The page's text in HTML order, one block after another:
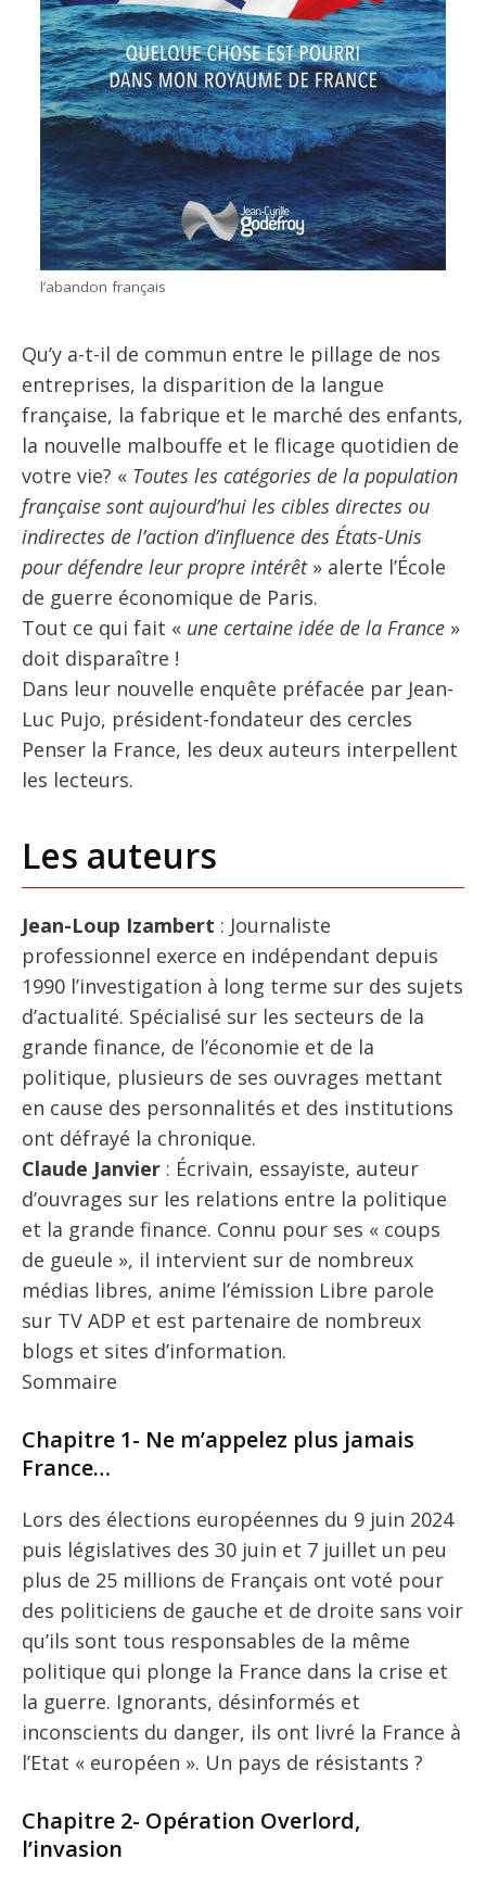
l’abandon français
Qu’y a-t-il de commun entre le pillage de nos
entreprises, la disparition de la langue
française, la fabrique et le marché des enfants,
la nouvelle malbouffe et le flicage quotidien de
votre vie? « Toutes les catégories de la population
française sont aujourd’hui les cibles directes ou
indirectes de l’action d’influence des États-Unis
pour défendre leur propre intérêt» alerte l’École
de guerre économique de Paris.
Tout ce qui fait « une certaine idée de la France »
doit disparaître !
Dans leur nouvelle enquête préfacée par Jean-
Luc Pujo, président-fondateur des cercles
Penser la France, les deux auteurs interpellent
les lecteurs.
Les auteurs
Jean-Loup Izambert : Journaliste
professionnel exerce en indépendant depuis
1990 l’investigation à long terme sur des sujets
d’actualité. Spécialisé sur les secteurs de la
grande finance, de l’économie et de la
politique, plusieurs de ses ouvrages mettant
en cause des personnalités et des institutions
ont défrayé la chronique.
Claude Janvier : Écrivain, essayiste, auteur
d’ouvrages sur les relations entre la politique
et la grande finance. Connu pour ses « coups
de gueule », il intervient sur de nombreux
médias libres, anime l’émission Libre parole
sur TV ADP et est partenaire de nombreux
blogs et sites d’information.
Sommaire
Chapitre 1- Ne m’appelez plus jamais
France…
Lors des élections européennes du 9 juin 2024
puis législatives des 30 juin et 7 juillet un peu
plus de 25 millions de Français ont voté pour
des politiciens de gauche et de droite sans voir
qu’ils sont tous responsables de la même
politique qui plonge la France dans la crise et
la guerre. Ignorants, désinformés et
inconscients du danger, ils ont livré la France à
l’Etat « européen ». Un pays de résistants ?
Chapitre 2- Opération Overlord,
l’invasion